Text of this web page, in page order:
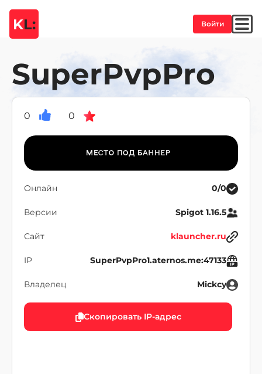
KL: Войти
SuperPvpPro
0 0
Онлайн 0/0
Версии Spigot 1.16.5
Сайт klauncher.ru
IP SuperPvpPro1.aternos.me:47133
Владелец Mickcy
Скопировать IP-адрес